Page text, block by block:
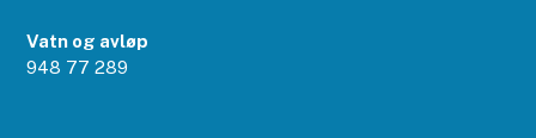
Vatn og avløp
948 77 289